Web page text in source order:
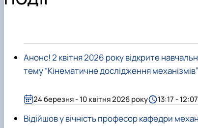
Співпраця
Анонс! 2 квітня 2026 року відкрите
тему “Кінематичне дослідження механізмів”
24 березня - 10 квітня 2026 року 13:17 - 12:07
Відійшов у вічність професор кафедри